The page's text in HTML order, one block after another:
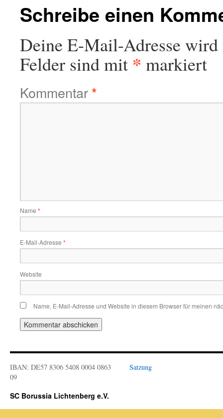
Schreibe einen
Deine E-Mail-Adresse
Felder sind mit * markiert
Kommentar*
Name *
E-Mail-Adresse *
Website
Name, E-Mail-Adresse und Website in diesem Browser für meinen
IBAN: DE57 8306 5408 0004 0863
09
Satzung
SC Borussia Lichtenberg e.V.